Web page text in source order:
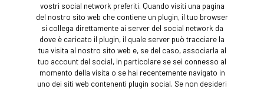
vostri social network preferiti. Quando visiti una pagina
del nostro sito web che contiene un plugin, il tuo browser
si collega direttamente ai server del social network da
dove è caricato il plugin, il quale server può tracciare la
tua visita al nostro sito web e, se del caso, associarla al
tuo account del social, in particolare se sei connesso al
momento della visita o se hai recentemente navigato in
uno dei siti web contenenti plugin social. Se non desideri